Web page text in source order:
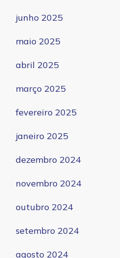
junho 2025
maio 2025
abril 2025
março 2025
fevereiro 2025
janeiro 2025
dezembro 2024
novembro 2024
outubro 2024
setembro 2024
agosto 2024